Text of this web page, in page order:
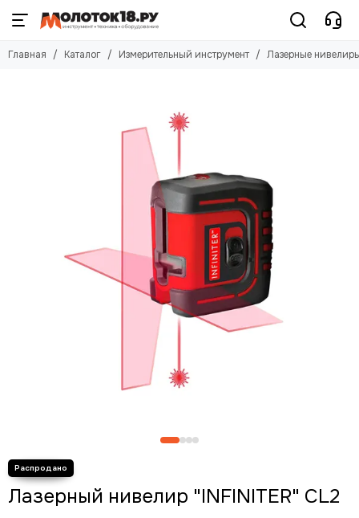
Измерительный инструмент
Цифровые уровни и угломеры
Главная Каталог Измерительный инструмент Лазерные
Лазерный нивелир "INFINITER" CL2